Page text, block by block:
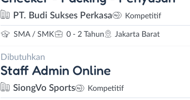
PT. Budi Sukses Perkasa Kompetitif
SMA / SMK 0 - 2 Tahun Jakarta Barat
Dibutuhkan
Staff Admin Online
SiongVo Sports Kompetitif